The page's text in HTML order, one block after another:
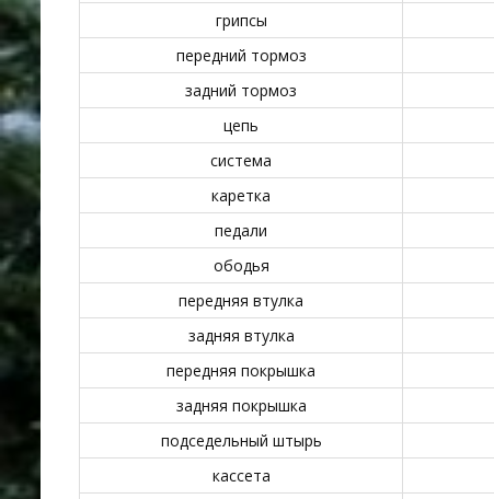
грипсы
передний тормоз
задний тормоз
цепь
система
каретка
педали
ободья
передняя втулка
задняя втулка
передняя покрышка
задняя покрышка
подседельный штырь
кассета